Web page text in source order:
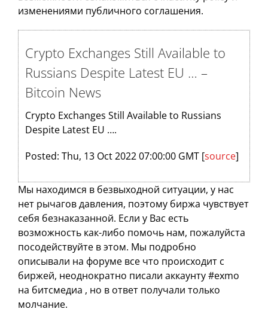
изменениями публичного соглашения.
Crypto Exchanges Still Available to
Russians Despite Latest EU … –
Bitcoin News
Crypto Exchanges Still Available to Russians
Despite Latest EU ….
Posted: Thu, 13 Oct 2022 07:00:00 GMT [source]
Мы находимся в безвыходной ситуации, у нас
нет рычагов давления, поэтому биржа чувствует
себя безнаказанной. Если у Вас есть
возможность как-либо помочь нам, пожалуйста
посодействуйте в этом. Мы подробно
описывали на форуме все что происходит с
биржей, неоднократно писали аккаунту #exmo
на битсмедиа , но в ответ получали только
молчание.